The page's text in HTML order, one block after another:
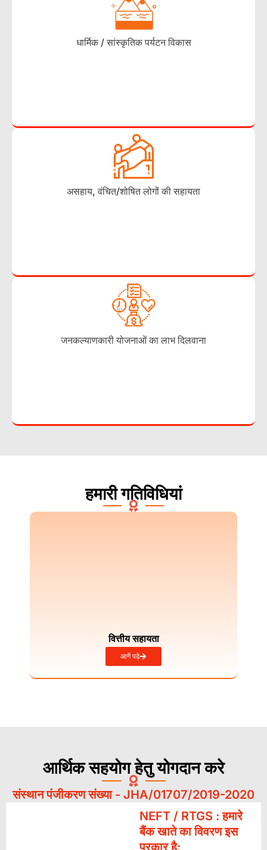
धार्मिक / सांस्कृतिक पर्यटन विकास
असहाय, वंचित/शोषित लोगों की सहायता
जनकल्याणकारी योजनाओं का लाभ दिलवाना
हमारी गतिविधियां
वित्तीय सहायता
आगें पढ़े
आर्थिक सहयोग हेतु योगदान करे
संस्थान पंजीकरण संख्या - JHA/01707/2019-2020
NEFT / RTGS : हमारे
बैंक खाते का विवरण इस
प्रकार है: